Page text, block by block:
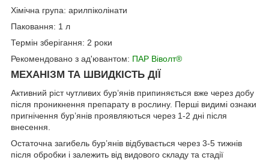
Хімічна група: арилпіколінати
Паковання: 1 л
Термін зберігання: 2 роки
Рекомендовано з ад'ювантом: ПАР Віволт®
МЕХАНІЗМ ТА ШВИДКІСТЬ ДІЇ
Активний ріст чутливих бур’янів припиняється вже через добу
після проникнення препарату в рослину. Перші видимі ознаки
пригнічення бур’янів проявляються через 1-2 дні після
внесення.
Остаточна загибель бур’янів відбувається через 3-5 тижнів
після обробки і залежить від видового складу та стадії